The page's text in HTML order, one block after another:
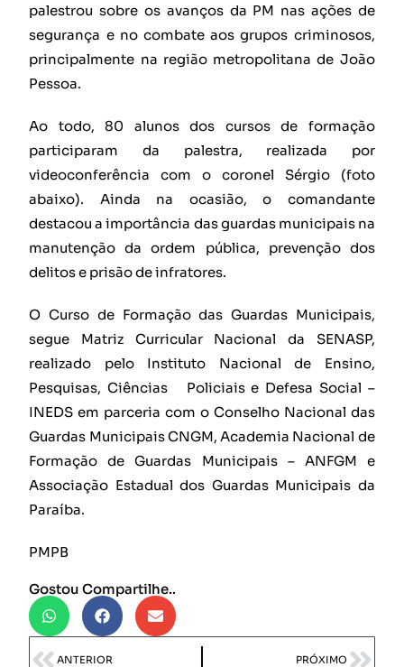
palestrou sobre os avanços da PM nas ações de
segurança e no combate aos grupos criminosos,
principalmente na região metropolitana de João
Pessoa.
Ao todo, 80 alunos dos cursos de formação
participaram da palestra, realizada por
videoconferência com o coronel Sérgio (foto
abaixo). Ainda na ocasião, o comandante
destacou a importância das guardas municipais na
manutenção da ordem pública, prevenção dos
delitos e prisão de infratores.
O Curso de Formação das Guardas Municipais,
segue Matriz Curricular Nacional da SENASP,
realizado pelo Instituto Nacional de Ensino,
Pesquisas, Ciências Policiais e Defesa Social –
INEDS em parceria com o Conselho Nacional das
Guardas Municipais CNGM, Academia Nacional de
Formação de Guardas Municipais – ANFGM e
Associação Estadual dos Guardas Municipais da
Paraíba.
PMPB
Gostou Compartilhe..
ANTERIOR PRÓXIMO